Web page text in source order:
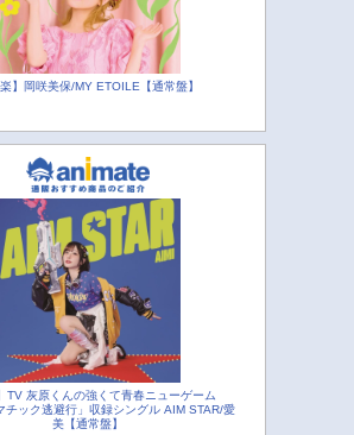
楽】岡咲美保/MY ETOILE【通常盤】
TV 灰原くんの強くて青春ニューゲーム
チック逃避行」収録シングル AIM STAR/愛
美【通常盤】